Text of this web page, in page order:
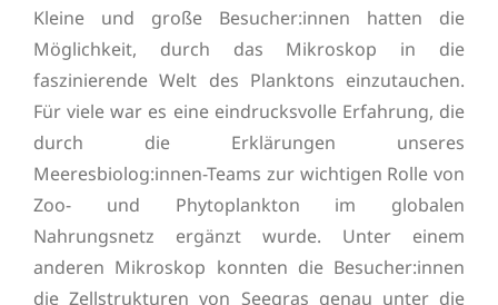
Kleine und große Besucher:innen hatten die
Möglichkeit, durch das Mikroskop in die
faszinierende Welt des Planktons einzutauchen.
Für viele war es eine eindrucksvolle Erfahrung, die
durch die Erklärungen unseres
Meeresbiolog:innen-Teams zur wichtigen Rolle von
Zoo- und Phytoplankton im globalen
Nahrungsnetz ergänzt wurde. Unter einem
anderen Mikroskop konnten die Besucher:innen
die Zellstrukturen von Seegras genau unter die